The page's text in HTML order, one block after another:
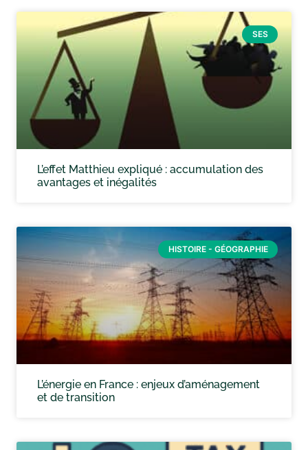
SES
L’effet Matthieu expliqué : accumulation des
avantages et inégalités
HISTOIRE - GÉOGRAPHIE
L’énergie en France : enjeux d’aménagement
et de transition